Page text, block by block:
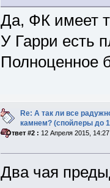
Да, ФК имеет
У Гарри есть
Полноценное
Re: А так ли все
камнем? (спойлеры до
«Ответ #2 : 12 Апреля 2015,
Два чая